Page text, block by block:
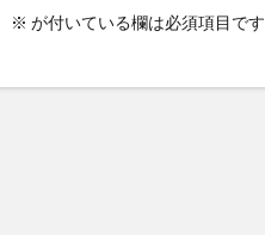
※ が付いている欄は必須項目です